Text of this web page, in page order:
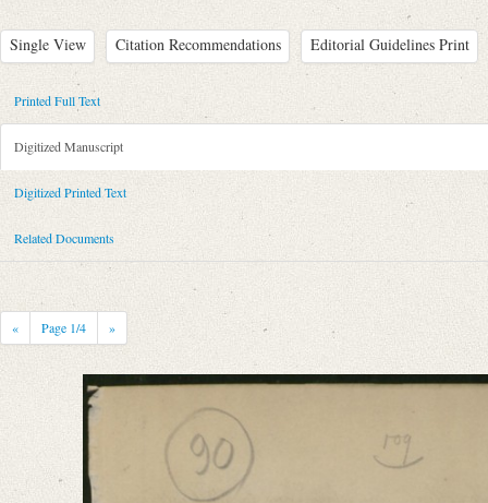
Single View Citation Recommendations Editorial Guidelines Print
Metadata Concerning Header
Sender: August Wilhelm von Schlegel
Recipient: Louis Philippe, Frankreich, König
Place of Dispatch: Paris
Date: 01.12.1831
Notations: Empfangsort erschlossen.
Printed Text
Provider: Dresden, Sächsische Landesbibliothek - Staats- und
Bibliography: Briefe von und an August Wilhelm Schlegel.
Incipit: „[1] Sire,
Votre Majesté a daigné autrefois se déclarer le protecteur de la
Manuscript
Printed Full Text
Digitized Manuscript
Digitized Printed Text
Related Documents
« Page 1/4 »